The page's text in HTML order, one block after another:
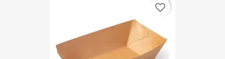
favorite_border